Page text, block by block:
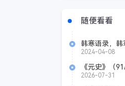
随便看看
韩寒语录，
2024-04-08
《元史》（
2026-07-31